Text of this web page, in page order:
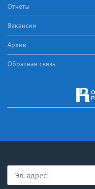
Отчеты
Вакансии
Архив
Обратная связь